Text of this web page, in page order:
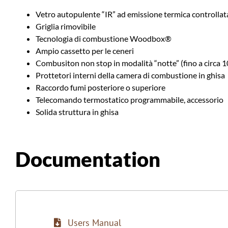
Vetro autopulente “IR” ad emissione termica
Griglia rimovibile
Tecnologia di combustione Woodbox®
Ampio cassetto per le ceneri
Combusiton non stop in modalità “notte” (fino a circa
Prottetori interni della camera di combustione in ghisa
Raccordo fumi posteriore o superiore
Telecomando termostatico programmabile, accessorio
Solida struttura in ghisa
Documentation
Users Manual